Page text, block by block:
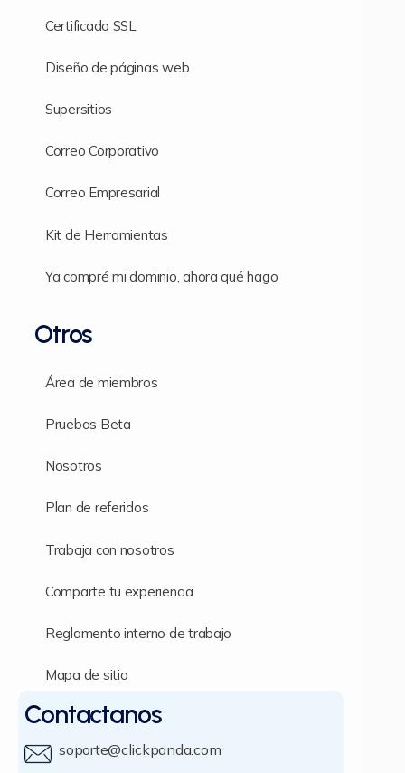
Certificado SSL
Diseño de páginas web
Supersitios
Correo Corporativo
Correo Empresarial
Kit de Herramientas
Ya compré mi dominio, ahora qué hago
Otros
Área de miembros
Pruebas Beta
Nosotros
Plan de referidos
Trabaja con nosotros
Comparte tu experiencia
Reglamento interno de trabajo
Mapa de sitio
Contactanos
soporte@clickpanda.com